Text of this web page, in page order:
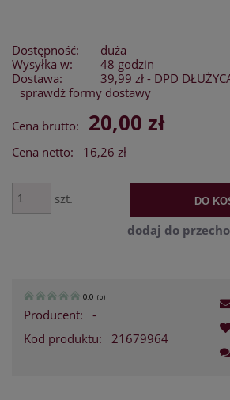
Dostępność:
duża
Wysyłka w:
48 godzin
Dostawa:
39,99 zł - DPD
Cena nie zawiera ewentualnych kosztów
sprawdź formy dostawy
Cena brutto: 20,00 zł
Cena netto: 16,26 zł
szt. DO
dodaj do
0.0 (0)
Producent:
-
Kod produktu:
21679964